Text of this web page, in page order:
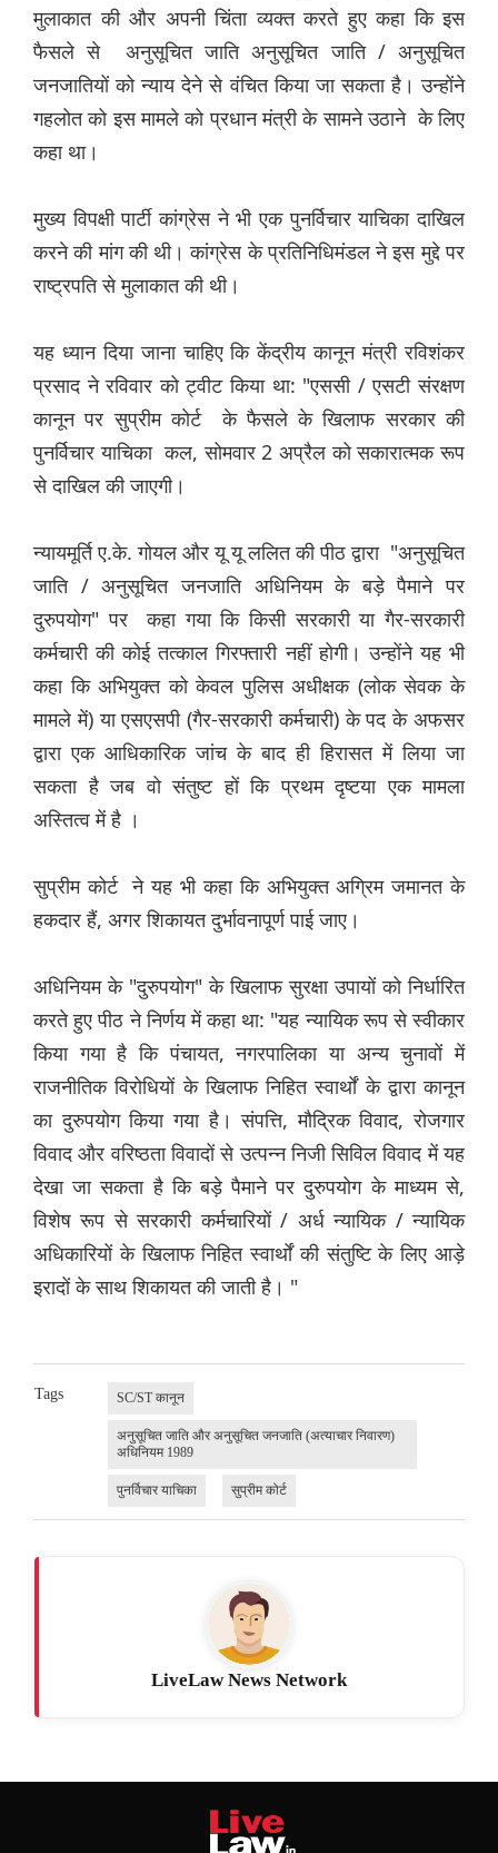
मुलाकात की और अपनी चिंता व्यक्त करते हुए कहा कि इस
फैसले से अनुसूचित जाति अनुसूचित जाति / अनुसूचित
जनजातियों को न्याय देने से वंचित किया जा सकता है। उन्होंने
गहलोत को इस मामले को प्रधान मंत्री के सामने उठाने के लिए
कहा था।
मुख्य विपक्षी पार्टी कांग्रेस ने भी एक पुनर्विचार याचिका दाखिल
करने की मांग की थी। कांग्रेस के प्रतिनिधिमंडल ने इस मुद्दे पर
राष्ट्रपति से मुलाकात की थी।
यह ध्यान दिया जाना चाहिए कि केंद्रीय कानून मंत्री रविशंकर
प्रसाद ने रविवार को ट्वीट किया था: "एससी / एसटी संरक्षण
कानून पर सुप्रीम कोर्ट के फैसले के खिलाफ सरकार की
पुनर्विचार याचिका कल, सोमवार 2 अप्रैल को सकारात्मक रूप
से दाखिल की जाएगी।
न्यायमूर्ति ए.के. गोयल और यू यू ललित की पीठ द्वारा "अनुसूचित
जाति / अनुसूचित जनजाति अधिनियम के बड़े पैमाने पर
दुरुपयोग" पर कहा गया कि किसी सरकारी या गैर-सरकारी
कर्मचारी की कोई तत्काल गिरफ्तारी नहीं होगी। उन्होंने यह भी
कहा कि अभियुक्त को केवल पुलिस अधीक्षक (लोक सेवक के
मामले में) या एसएसपी (गैर-सरकारी कर्मचारी) के पद के अफसर
द्वारा एक आधिकारिक जांच के बाद ही हिरासत में लिया जा
सकता है जब वो संतुष्ट हों कि प्रथम दृष्टया एक मामला
अस्तित्व में है ।
सुप्रीम कोर्ट ने यह भी कहा कि अभियुक्त अग्रिम जमानत के
हकदार हैं, अगर शिकायत दुर्भावनापूर्ण पाई जाए।
अधिनियम के "दुरुपयोग" के खिलाफ सुरक्षा उपायों को निर्धारित
करते हुए पीठ ने निर्णय में कहा था: "यह न्यायिक रूप से स्वीकार
किया गया है कि पंचायत, नगरपालिका या अन्य चुनावों में
राजनीतिक विरोधियों के खिलाफ निहित स्वार्थों के द्वारा कानून
का दुरुपयोग किया गया है। संपत्ति, मौद्रिक विवाद, रोजगार
विवाद और वरिष्ठता विवादों से उत्पन्न निजी सिविल विवाद में यह
देखा जा सकता है कि बड़े पैमाने पर दुरुपयोग के माध्यम से,
विशेष रूप से सरकारी कर्मचारियों / अर्ध न्यायिक / न्यायिक
अधिकारियों के खिलाफ निहित स्वार्थों की संतुष्टि के लिए आड़े
इरादों के साथ शिकायत की जाती है। "
Tags SC/ST कानून
अनुसूचित जाति और अनुसूचित जनजाति (अत्याचार निवारण)
अधिनियम 1989
पुनर्विचार याचिका सुप्रीम कोर्ट
LiveLaw News Network